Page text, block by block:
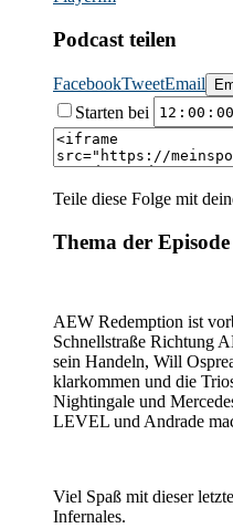
Podcast teilen
FacebookTweetEmail
Starten bei
Teile diese Folge mit
Thema der Episode
AEW Redemption ist
Schnellstraße Richtung
sein Handeln, Will
klarkommen und die
Nightingale und
LEVEL und Andrade
Viel Spaß mit dieser
Infernales.